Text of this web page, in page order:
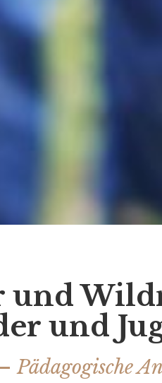
und
und
Pädagogische